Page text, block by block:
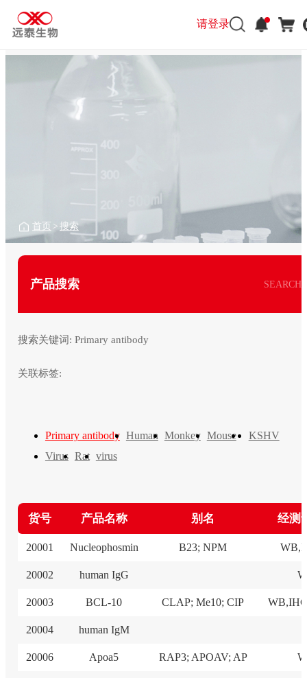
请登录
产品搜索 SEARCH
首页 > 搜索
搜索关键词: Primary antibody
关联标签:
Primary antibody Human Monkey Mouse
KSHV
Virus Rat virus
货号 产品名称 别名 经测
20001 Nucleophosmin B23; NPM
20002 human IgG
20003 BCL-10 CLAP; Me10; CIP
20004 human IgM
20006 Apoa5 RAP3; APOAV; AP